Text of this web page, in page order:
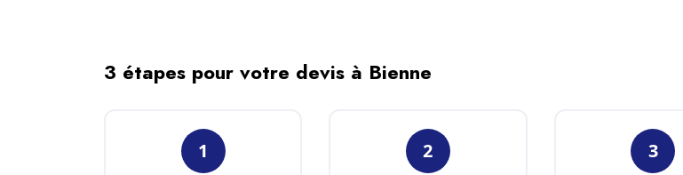
3 étapes pour votre devis à Bienne
1 2 3